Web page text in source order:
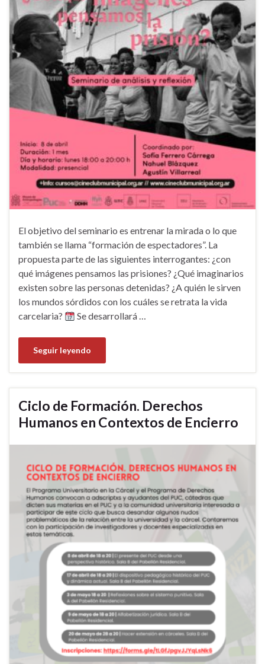
El objetivo del seminario es entrenar la mirada o lo que
también se llama “formación de espectadores”. La
propuesta parte de las siguientes interrogantes: ¿con
qué imágenes pensamos las prisiones? ¿Qué imaginarios
existen sobre las personas detenidas? ¿A quién le sirven
los mundos sórdidos con los cuáles se retrata la vida
carcelaria?
Se desarrollará …
Seguir leyendo
Ciclo de Formación. Derechos
Humanos en Contextos de Encierro